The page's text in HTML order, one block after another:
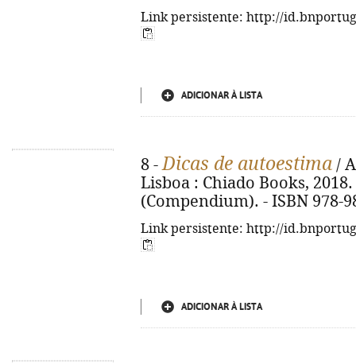
Link persistente: http://
ADICIONAR À LISTA
8 -Dicas de autoestima /
Lisboa : Chiado Books,
(Compendium). - ISBN 978-
Link persistente: http://
ADICIONAR À LISTA